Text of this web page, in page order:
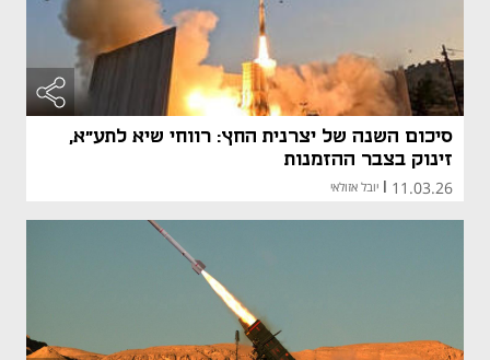
סיכום השנה של יצרנית החץ: רווחי שיא לתע"א,
זינוק בצבר ההזמנות
11.03.26 יובל אזולאי